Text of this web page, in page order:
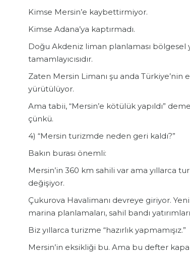
Kimse Mersin’e kaybettirmiyor.
Kimse Adana’ya kaptırmadı.
Doğu Akdeniz liman planlaması bölgesel
tamamlayıcısıdır.
Zaten Mersin Limanı şu anda
yürütülüyor.
Ama tabii, “Mersin’e kötülük yapıldı”
çünkü.
4) “Mersin turizmde neden geri kaldı?”
Bakın burası önemli:
Mersin’in 360 km sahili var ama yıllarca
değişiyor.
Çukurova Havalimanı devreye giriyor.
marina planlamaları, sahil bandı
Biz yıllarca turizme “hazırlık yapmamışız.”
Mersin’in eksikliği bu. Ama bu defter